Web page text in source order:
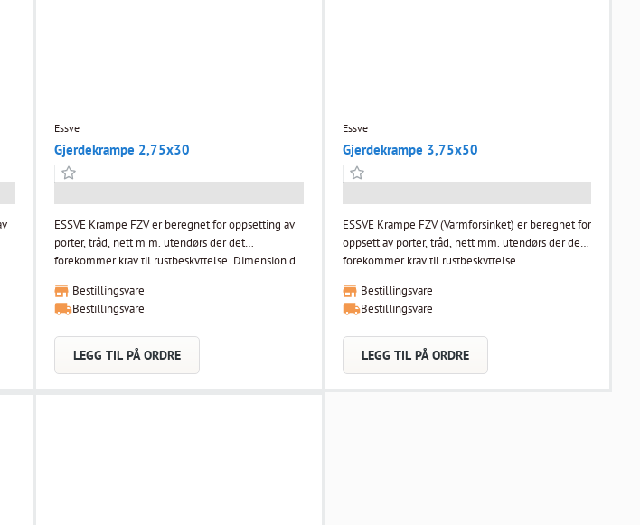
Essve
Gjerdekrampe 2,75x30
ESSVE Krampe FZV er beregnet for oppsetting av
porter, tråd, nett m m. utendørs der det
forekommer krav til rustbeskyttelse. Dimensjon d
Bestillingsvare
Bestillingsvare
LEGG TIL PÅ ORDRE
Essve
Gjerdekrampe 3,75x50
ESSVE Krampe FZV (Varmforsinket) er beregnet for
oppsett av porter, tråd, nett mm. utendørs der det
forekommer krav til rustbeskyttelse.
Bestillingsvare
Bestillingsvare
LEGG TIL PÅ ORDRE